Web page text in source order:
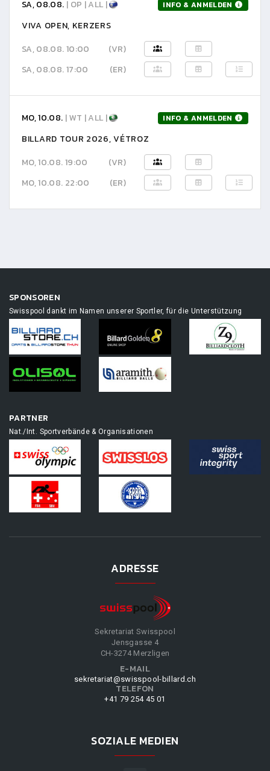
SA, 08.08. | OP | ALL | INFO & ANMELDEN
VIVA OPEN, KERZERS
SA, 08.08. 10:00
(VR)
SA, 08.08. 17:00
(ER)
MO, 10.08. | WT | ALL | INFO & ANMELDEN
BILLARD TOUR 2026, VÉTROZ
MO, 10.08. 19:00
(VR)
MO, 10.08. 22:00
(ER)
SPONSOREN
Swisspool dankt im Namen unserer Sportler, für die Unterstützung
PARTNER
Nat./Int. Sportverbände & Organisationen
ADRESSE
Sekretariat Swisspool
Jensgasse 4
CH-3274 Merzligen
E-MAIL
sekretariat@swisspool-billard.ch
TELEFON
+41 79 254 45 01
SOZIALE MEDIEN